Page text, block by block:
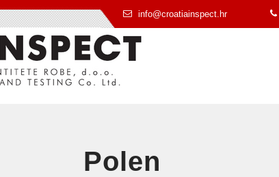
info@croatiainspect.hr
Polen